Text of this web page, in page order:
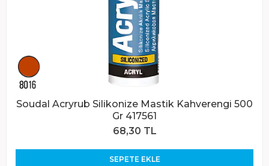
Soudal Acryrub Silikonize Mastik Kahverengi 500
Gr 417561
68,30 TL
SEPETE EKLE